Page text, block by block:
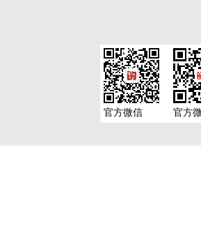
官方微信 官方